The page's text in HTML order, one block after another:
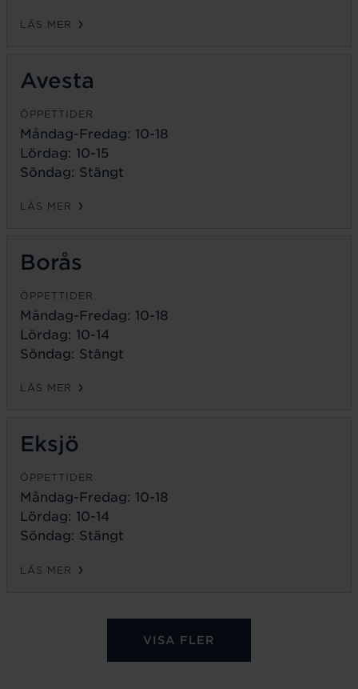
LÄS MER
Avesta
ÖPPETTIDER
Måndag-Fredag: 10-18
Lördag: 10-15
Söndag: Stängt
LÄS MER
Borås
ÖPPETTIDER
Måndag-Fredag: 10-18
Lördag: 10-14
Söndag: Stängt
LÄS MER
Eksjö
ÖPPETTIDER
Måndag-Fredag: 10-18
Lördag: 10-14
Söndag: Stängt
LÄS MER
VISA FLER